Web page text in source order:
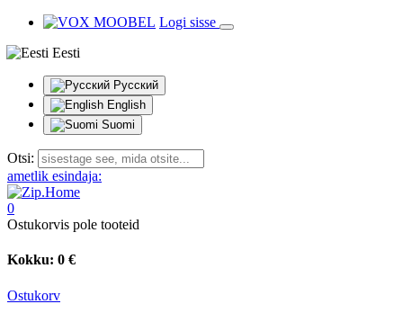
Logi sisse
Eesti
Русский
English
Suomi
Otsi:
ametlik esindaja:
0
Ostukorvis pole tooteid
Kokku: 0 €
Ostukorv